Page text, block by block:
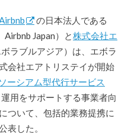
の日本法人である
Japan）と株式会社エ
ボラブルアジア）は、エボラ
会社エアトリステイが開始
ーシアム型代行サービス
用をサポートする事業者向
ついて、包括的業務提携に
表した。